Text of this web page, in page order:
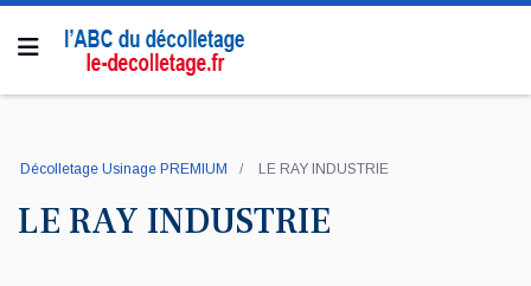
Décolletage Usinage PREMIUM LE RAY INDUSTRIE
LE RAY INDUSTRIE